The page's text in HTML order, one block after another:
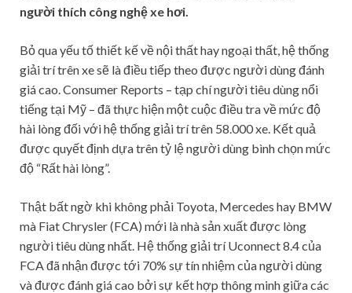
người thích công nghệ xe hơi.
Bỏ qua yếu tố thiết kế về nội thất hay ngoại thất, hệ thống
giải trí trên xe sẽ là điều tiếp theo được người dùng đánh
giá cao. Consumer Reports – tạp chí người tiêu dùng nổi
tiếng tại Mỹ – đã thực hiện một cuộc điều tra về mức độ
hài lòng đối với hệ thống giải trí trên 58.000 xe. Kết quả
được quyết định dựa trên tỷ lệ người dùng bình chọn mức
độ “Rất hài lòng”.
Thật bất ngờ khi không phải Toyota, Mercedes hay BMW
mà Fiat Chrysler (FCA) mới là nhà sản xuất được lòng
người tiêu dùng nhất. Hệ thống giải trí Uconnect 8.4 của
FCA đã nhận được tới 70% sự tín nhiệm của người dùng
và được đánh giá cao bởi sự kết hợp thông minh giữa các